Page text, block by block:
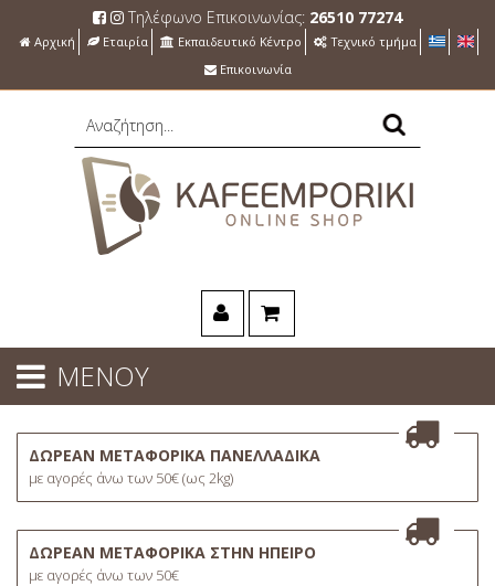
Τηλέφωνο Επικοινωνίας: 26510 77274
Αρχική Εταιρία Εκπαιδευτικό Κέντρο
Τεχνικό τμήμα
Επικοινωνία
ΜΕΝΟΥ
ΔΩΡΕΑΝ ΜΕΤΑΦΟΡΙΚΑ ΠΑΝΕΛΛΑΔΙΚΑ
με αγορές άνω των 50€ (ως 2kg)
ΔΩΡΕΑΝ ΜΕΤΑΦΟΡΙΚΑ ΣΤΗΝ ΗΠΕΙΡΟ
με αγορές άνω των 50€